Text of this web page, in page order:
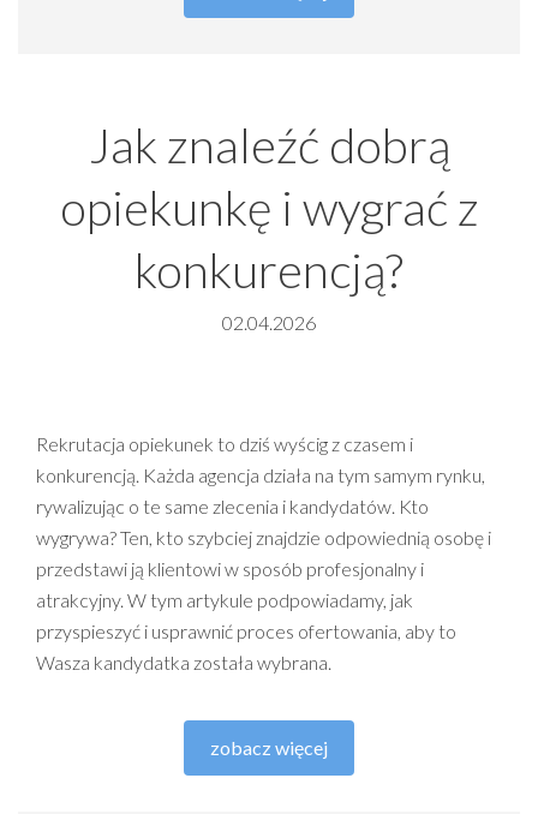
Jak znaleźć dobrą
opiekunkę i wygrać z
konkurencją?
02.04.2026
Rekrutacja opiekunek to dziś wyścig z czasem i
konkurencją. Każda agencja działa na tym samym rynku,
rywalizując o te same zlecenia i kandydatów. Kto
wygrywa? Ten, kto szybciej znajdzie odpowiednią osobę i
przedstawi ją klientowi w sposób profesjonalny i
atrakcyjny. W tym artykule podpowiadamy, jak
przyspieszyć i usprawnić proces ofertowania, aby to
Wasza kandydatka została wybrana.
zobacz więcej